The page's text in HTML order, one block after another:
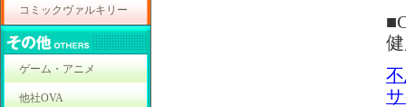
コミックヴァルキリー
ゲーム・アニメ
他社OVA